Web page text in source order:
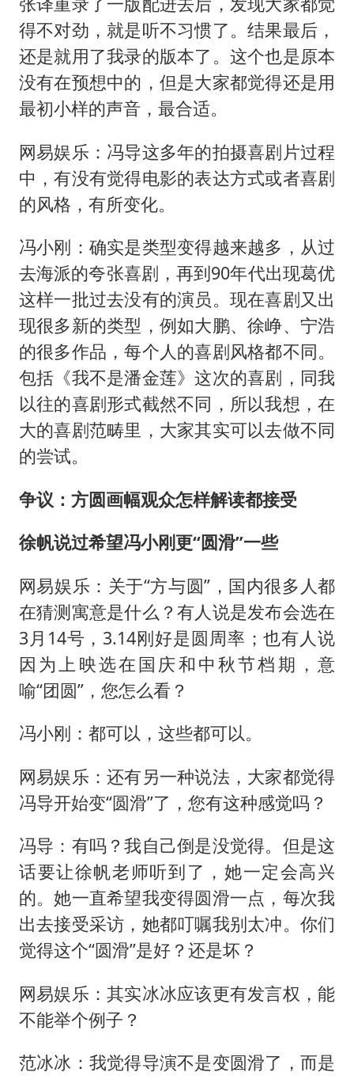
得不对劲，就是听不习惯了。结果最后，
还是就用了我录的版本了。这个也是原本
没有在预想中的，但是大家都觉得还是用
最初小样的声音，最合适。
网易娱乐：冯导这多年的拍摄喜剧片过程
中，有没有觉得电影的表达方式或者喜剧
的风格，有所变化。
冯小刚：确实是类型变得越来越多，从过
去海派的夸张喜剧，再到90年代出现葛优
这样一批过去没有的演员。现在喜剧又出
现很多新的类型，例如大鹏、徐峥、宁浩
的很多作品，每个人的喜剧风格都不同。
包括《我不是潘金莲》这次的喜剧，同我
以往的喜剧形式截然不同，所以我想，在
大的喜剧范畴里，大家其实可以去做不同
的尝试。
争议：方圆画幅观众怎样解读都接受
徐帆说过希望冯小刚更“圆滑”一些
网易娱乐：关于“方与圆”，国内很多人都
在猜测寓意是什么？有人说是发布会选在
3月14号，3.14刚好是圆周率；也有人说
因为上映选在国庆和中秋节档期，意
喻“团圆”，您怎么看？
冯小刚：都可以，这些都可以。
网易娱乐：还有另一种说法，大家都觉得
冯导开始变“圆滑”了，您有这种感觉吗？
冯导：有吗？我自己倒是没觉得。但是这
话要让徐帆老师听到了，她一定会高兴
的。她一直希望我变得圆滑一点，每次我
出去接受采访，她都叮嘱我别太冲。你们
觉得这个“圆滑”是好？还是坏？
网易娱乐：其实冰冰应该更有发言权，能
不能举个例子？
范冰冰：我觉得导演不是变圆滑了，而是